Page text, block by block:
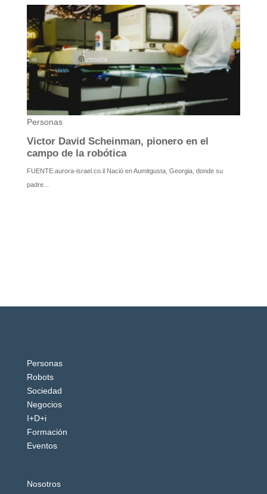
Personas
Robots
Sociedad
Negocios
I+D+i
Formación
Eventos
Nosotros